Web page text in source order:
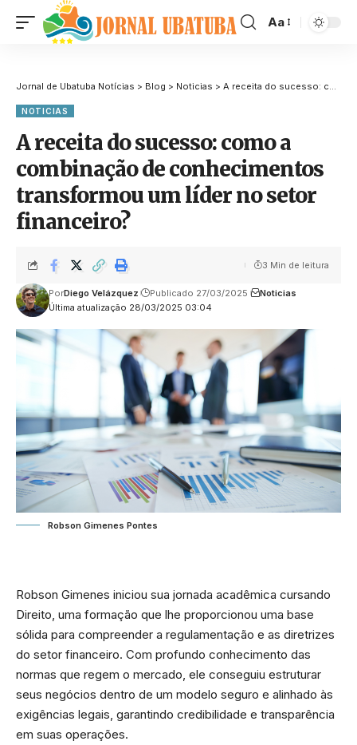
Aa
Jornal de Ubatuba Notícias > Blog > Noticias > A receita do sucesso: como a combinação de conhecimentos transformou um líder no setor financeiro?
NOTICIAS
A receita do sucesso: como a
combinação de conhecimentos
transformou um líder no setor
financeiro?
Última atualização 28/03/2025 03:04
PorDiego Velázquez Publicado 27/03/2025 Noticias
3 Min de leitura
Robson Gimenes Pontes
Robson Gimenes iniciou sua jornada acadêmica cursando
Direito, uma formação que lhe proporcionou uma base
sólida para compreender a regulamentação e as diretrizes
do setor financeiro. Com profundo conhecimento das
normas que regem o mercado, ele conseguiu estruturar
seus negócios dentro de um modelo seguro e alinhado às
exigências legais, garantindo credibilidade e transparência
em suas operações.